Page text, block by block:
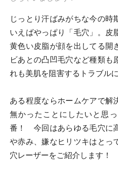
じっとり汗ばみがちな今の時
いえばやっぱり「毛穴」。皮
黄色い皮脂が顔を出してる開
ビあとの凸凹毛穴など種類も
れも美肌を阻害するトラブル
ある程度ならホームケアで解
無かったことにしたいと思
番！ 今回はあらゆる毛穴に
や赤み、嫌なヒリツキはとっ
穴レーザーをご紹介します！